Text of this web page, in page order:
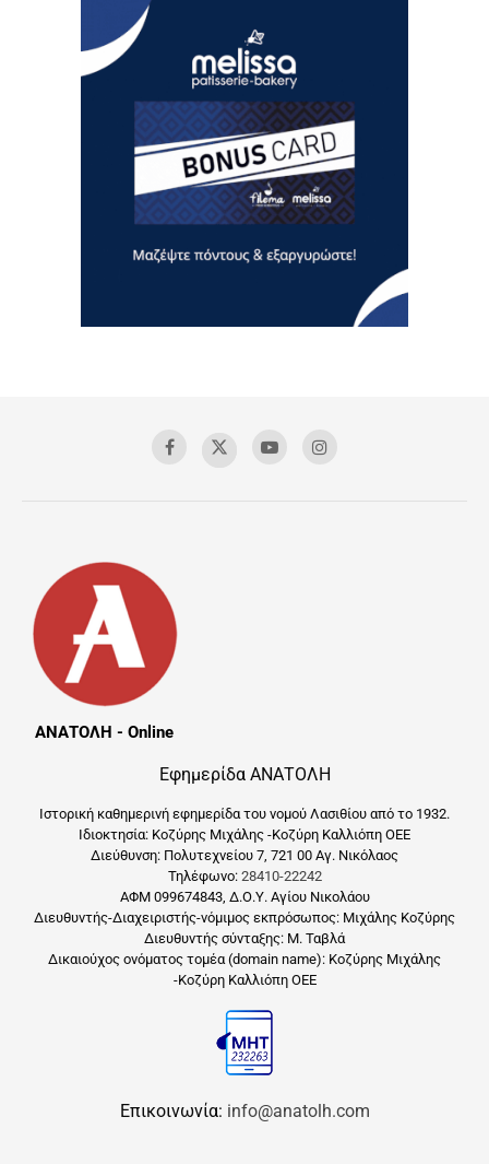
ΑΝΑΤΟΛΗ - Online
Εφημερίδα ΑΝΑΤΟΛΗ
Ιστορική καθημερινή εφημερίδα του νομού Λασιθίου από το 1932.
Ιδιοκτησία: Κοζύρης Μιχάλης -Κοζύρη Καλλιόπη ΟΕΕ
Διεύθυνση: Πολυτεχνείου 7, 721 00 Αγ. Νικόλαος
Τηλέφωνο: 28410-22242
ΑΦΜ 099674843, Δ.Ο.Υ. Αγίου Νικολάου
Διευθυντής-Διαχειριστής-νόμιμος εκπρόσωπος: Μιχάλης Κοζύρης
Διευθυντής σύνταξης: Μ. Ταβλά
Δικαιούχος ονόματος τομέα (domain name): Κοζύρης Μιχάλης
-Κοζύρη Καλλιόπη ΟΕΕ
Επικοινωνία: info@anatolh.com